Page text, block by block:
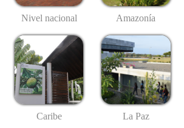
Nivel nacional Amazonía
Caribe La Paz